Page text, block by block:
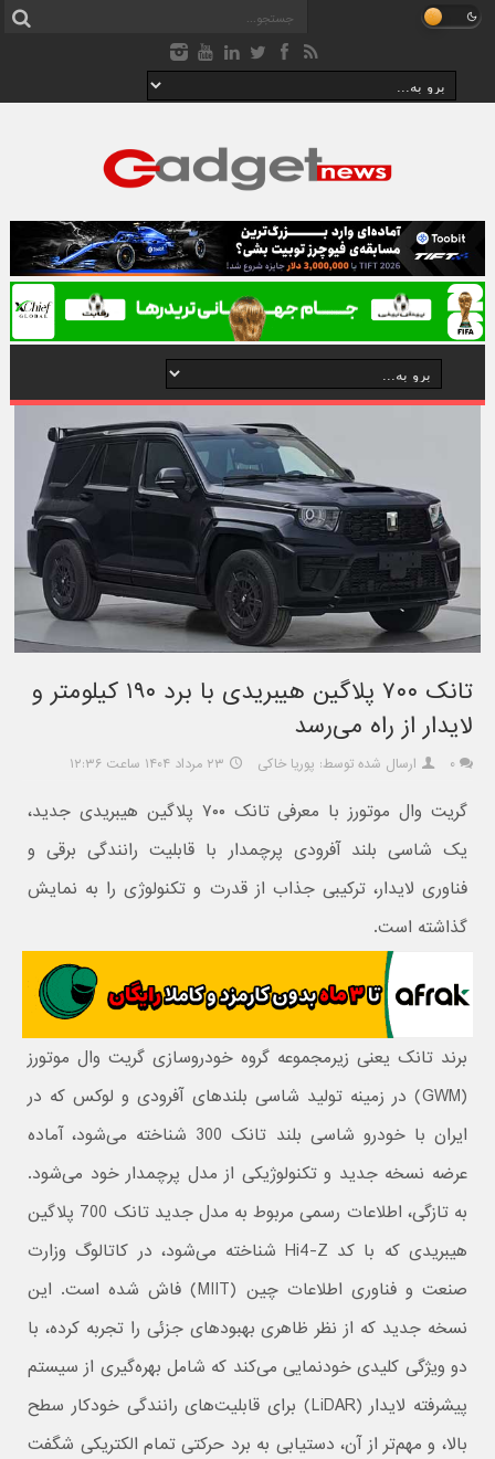
تانک ۷۰۰ پلاگین هیبریدی با برد ۱۹۰ کیلومتر و
لایدار از راه می‌رسد
۰ ارسال شده توسط: پوریا خاکی ۲۳ مرداد ۱۴۰۴ ساعت ۱۲:۳۶
گریت وال موتورز با معرفی تانک ۷۰۰ پلاگین هیبریدی جدید،
یک شاسی‌ بلند آفرودی پرچمدار با قابلیت رانندگی برقی و
فناوری لایدار، ترکیبی جذاب از قدرت و تکنولوژی را به نمایش
گذاشته است.
برند تانک یعنی زیرمجموعه گروه خودروسازی گریت وال موتورز
(GWM) در زمینه تولید شاسی‌ بلندهای آفرودی و لوکس که در
ایران با خودرو شاسی بلند تانک 300 شناخته می‌شود، آماده
عرضه نسخه جدید و تکنولوژیکی از مدل پرچمدار خود می‌شود.
به تازگی، اطلاعات رسمی مربوط به مدل جدید تانک 700 پلاگین
هیبریدی که با کد Hi4-Z شناخته می‌شود، در کاتالوگ وزارت
صنعت و فناوری اطلاعات چین (MIIT) فاش شده است. این
نسخه جدید که از نظر ظاهری بهبودهای جزئی را تجربه کرده، با
دو ویژگی کلیدی خودنمایی می‌کند که شامل بهره‌گیری از سیستم
پیشرفته لایدار (LiDAR) برای قابلیت‌های رانندگی خودکار سطح
بالا، و مهم‌تر از آن، دستیابی به برد حرکتی تمام الکتریکی شگفت‌